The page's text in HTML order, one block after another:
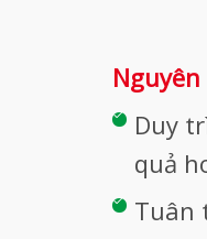
Duy
quả
Tuân